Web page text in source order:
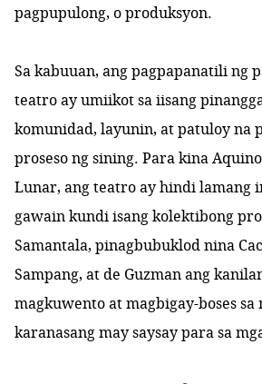
pagpupulong, o produksyon.
Sa kabuuan, ang pagpapanatili ng
teatro ay umiikot sa iisang
komunidad, layunin, at patuloy na
proseso ng sining. Para kina
Lunar, ang teatro ay hindi lamang
gawain kundi isang kolektibong
Samantala, pinagbubuklod nina
Sampang, at de Guzman ang
magkuwento at magbigay-boses sa
karanasang may saysay para sa